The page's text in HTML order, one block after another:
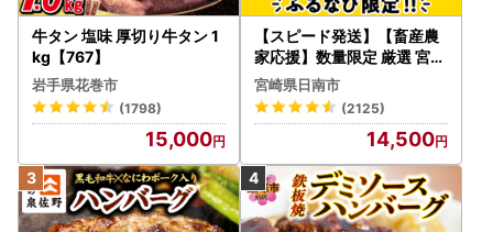
牛タン 塩味 厚切り牛タン 1
kg【767】
岩手県花巻市
(1798)
15,000
【スピード発送】【畜産農
家応援】数量限定 厳選 宮崎
牛 赤身 焼肉 計800g FN-Li
mited-PR_BDV5-26-2W
宮崎県日南市
(2125)
14,500